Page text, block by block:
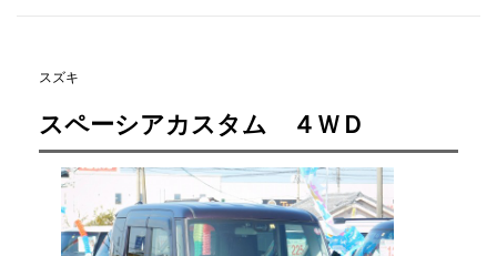
スズキ
スペーシアカスタム ４ＷＤ